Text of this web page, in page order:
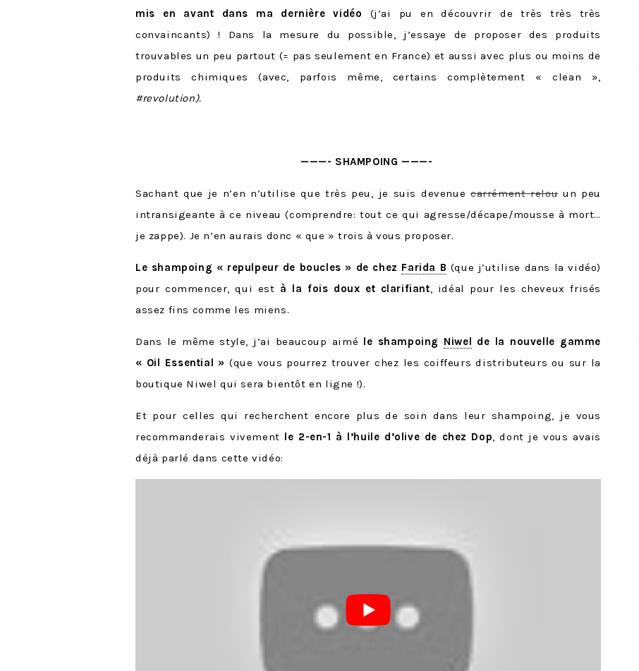
mis en avant dans ma dernière vidéo (j’ai pu en découvrir de très très très
convaincants) ! Dans la mesure du possible, j’essaye de proposer des produits
trouvables un peu partout (= pas seulement en France) et aussi avec plus ou moins de
produits chimiques (avec, parfois même, certains complètement « clean »,
#revolution).
———- SHAMPOING ———-
Sachant que je n’en n’utilise que très peu, je suis devenue carrément relouun peu
intransigeante à ce niveau (comprendre: tout ce qui agresse/décape/mousse à mort…
je zappe). Je n’en aurais donc « que » trois à vous proposer.
Le shampoing « repulpeur de boucles » de chez Farida B (que j’utilise dans la vidéo)
pour commencer, qui est à la fois doux et clarifiant, idéal pour les cheveux frisés
assez fins comme les miens.
Dans le même style, j’ai beaucoup aimé le shampoing Niwel de la nouvelle gamme
« Oil Essential » (que vous pourrez trouver chez les coiffeurs distributeurs ou sur la
boutique Niwel qui sera bientôt en ligne !).
Et pour celles qui recherchent encore plus de soin dans leur shampoing, je vous
recommanderais vivement le 2-en-1 à l’huile d’olive de chez Dop, dont je vous avais
déjà parlé dans cette vidéo: